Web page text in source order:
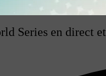
Series en direct